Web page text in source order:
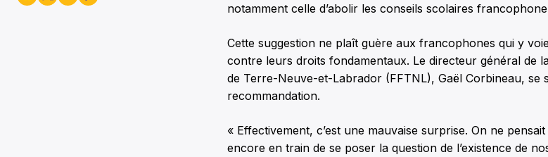
notamment celle d’abolir les conseils scolaires
Cette suggestion ne plaît guère aux francophones qui y
contre leurs droits fondamentaux. Le directeur général de
de Terre-Neuve-et-Labrador (FFTNL), Gaël Corbineau, se
recommandation.
« Effectivement, c’est une mauvaise surprise. On ne
encore en train de se poser la question de l’existence de